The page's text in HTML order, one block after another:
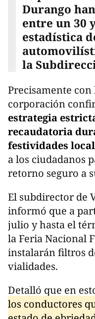
Durango
entre un 30
estadística
la
Precisamente con
corporación
estrategia
recaudatoria
festividades
a los ciudadanos
retorno seguro a
El subdirector de
informó que a
julio y hasta el
la Feria Nacional
instalarán filtros
vialidades.
Detalló que en
los conductores